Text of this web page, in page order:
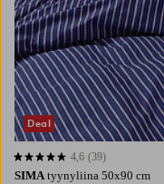
SIMA tyynyliina 50x90 cm
4,6 perustuen 39 arvosanaan
4,6 (39)
Deal